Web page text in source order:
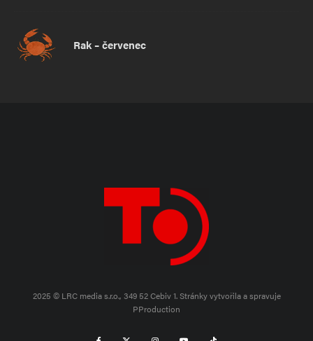
Rak – červenec
2025 © LRC media s.r.o., 349 52 Cebiv 1.Stránky vytvořila a spravuje
PProduction